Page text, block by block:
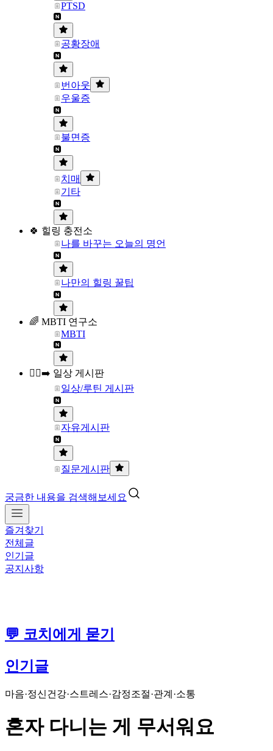
PTSD
공황장애
번아웃
우울증
불면증
치매
기타
🍀 힐링 충전소
나를 바꾸는 오늘의 명언
나만의 힐링 꿀팁
🌈 MBTI 연구소
MBTI
🏃‍♀️‍➡️ 일상 게시판
일상/루틴 게시판
자유게시판
질문게시판
궁금한 내용을 검색해보세요
즐겨찾기
전체글
인기글
공지사항
💬 코치에게 묻기
인기글
마음·정신건강·스트레스·감정조절·관계·소통
혼자 다니는 게 무서워요